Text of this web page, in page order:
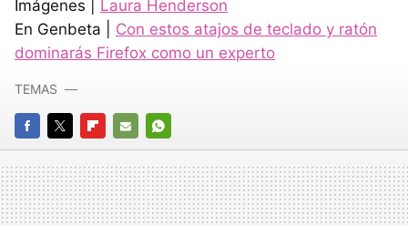
Imágenes | Laura Henderson
En Genbeta | Con estos atajos de teclado y ratón
dominarás Firefox como un experto
FACEBOOK
TWITTERFLIPBOARD
E-
MAIL
WHATSAPP
TEMAS